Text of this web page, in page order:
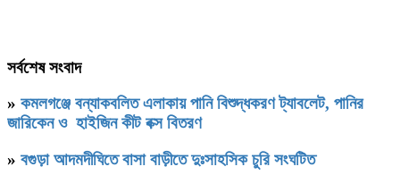
সর্বশেষ সংবাদ
» কমলগঞ্জে বন্যাকবলিত এলাকায় পানি বিশুদ্ধকরণ ট্যাবলেট, পানির
জারিকেন ও হাইজিন কীট বক্স বিতরণ
» বগুড়া আদমদীঘিতে বাসা বাড়ীতে দুঃসাহসিক চুরি সংঘটিত